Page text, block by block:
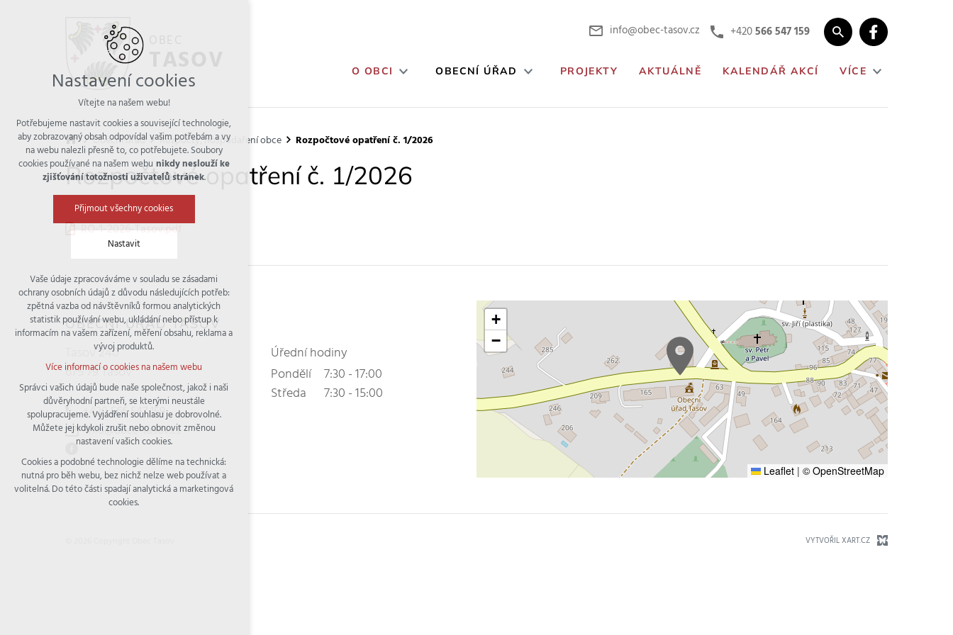
info@obec-tasov.cz +420566 547 159
O OBCI OBECNÍ ÚŘAD PROJEKTY AKTUÁLNĚ KALENDÁŘ AKCÍ VÍCE
Obecní úřad Rozpočty, hospodaření obce Rozpočtové opatření č. 1/2026
Rozpočtové opatření č. 1/2026
RO-1-2026-Tasov.pdf
OBECNÍ ÚŘAD TASOV
Tasov 240
675 79 Tasov
+420566 547 159
info@obec-tasov.cz
Úřední hodiny
Pondělí
7:30 - 17:00
Středa
7:30 - 15:00
+
−
Leaflet | © OpenStreetMap
VYTVOŘIL XART.CZ
Nastavení cookies
Vítejte na našem webu!
Potřebujeme nastavit cookies a související technologie,
aby zobrazovaný obsah odpovídal vašim potřebám a vy
na webu nalezli přesně to, co potřebujete. Soubory
cookies používané na našem webu nikdy neslouží ke
zjišťování totožnosti uživatelů stránek.
Přijmout všechny cookies
Nastavit
Technická cookies
nutná pro provozování webu
udržení kontextu stránek (session): případná
přihlášení, volby jazyka, apod.
analytická pro anonymizované vyhodnocení
návštěvnosti
marketingová cookies (Google)
Více informací o cookies na našem webu
Přijmout všechny cookies
Odmítnout vše
Vaše údaje zpracováváme v souladu se zásadami
ochrany osobních údajů z důvodu následujících potřeb:
zpětná vazba od návštěvníků formou analytických
statistik používání webu, ukládání nebo přístup k
informacím na vašem zařízení, měření obsahu, reklama a
vývoj produktů.
Více informací o cookies na našem webu
Správci vašich údajů bude naše společnost, jakož i naši
důvěryhodní partneři, se kterými neustále
spolupracujeme. Vyjádření souhlasu je dobrovolné.
Můžete jej kdykoli zrušit nebo obnovit změnou
nastavení vašich cookies.
Cookies a podobné technologie dělíme na technická:
nutná pro běh webu, bez nichž nelze web používat a
volitelná. Do této části spadají analytická a marketingová
cookies.